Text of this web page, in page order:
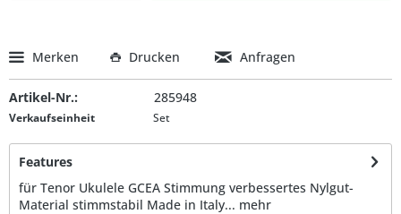
Merken Drucken Anfragen
Artikel-Nr.: 285948
Verkaufseinheit Set
Features
für Tenor Ukulele GCEA Stimmung verbessertes Nylgut-
Material stimmstabil Made in Italy... mehr